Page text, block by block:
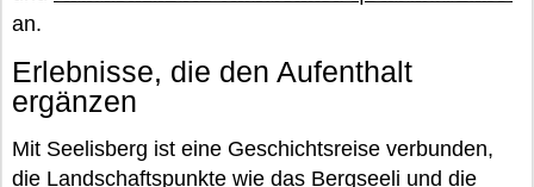
an.
Erlebnisse, die den Aufenthalt
ergänzen
Mit Seelisberg ist eine Geschichtsreise verbunden,
die Landschaftspunkte wie das Bergseeli und die